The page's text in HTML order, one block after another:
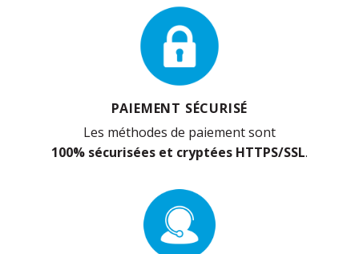
PAIEMENT SÉCURISÉ
Les méthodes de paiement sont
100% sécurisées et cryptées HTTPS/SSL.